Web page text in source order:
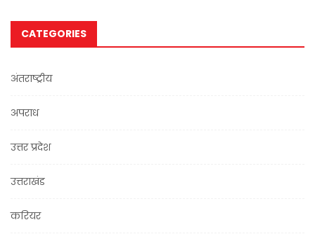
CATEGORIES
अंतराष्ट्रीय
अपराध
उत्तर प्रदेश
उत्तराखंड
करियर